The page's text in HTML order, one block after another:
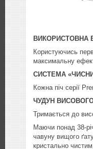
ВИКОРИСТОВНА
Користуючись
максимальну
СИСТЕМА
Кожна піч серії
ЧУДУН
Тримається до
Маючи понад 38-
чавуну вищого
кристально